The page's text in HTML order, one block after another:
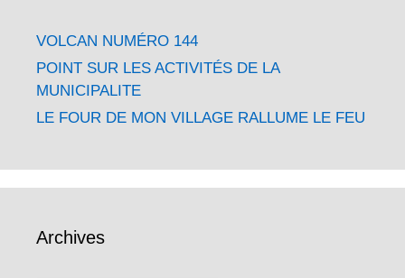
VOLCAN NUMÉRO 144
POINT SUR LES ACTIVITÉS DE LA
MUNICIPALITE
LE FOUR DE MON VILLAGE RALLUME LE FEU
Archives